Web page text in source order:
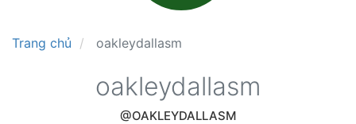
Trang chủ oakleydallasm
oakleydallasm
@OAKLEYDALLASM